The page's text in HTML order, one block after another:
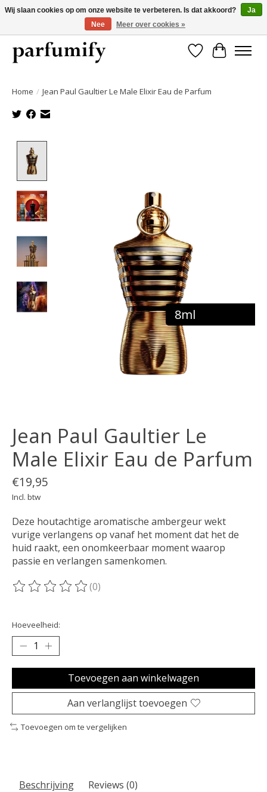
750+ Geuren | Gratis verzending | Maandelijks opzegbaar
Verlanglijst
Home / Jean Paul Gaultier Le Male Elixir Eau de Parfum
8ml
Jean Paul Gaultier Le
Male Elixir Eau de Parfum
€19,95
Incl. btw
Deze houtachtige aromatische ambergeur wekt
vurige verlangens op vanaf het moment dat het de
huid raakt, een onomkeerbaar moment waarop
passie en verlangen samenkomen.
De beoordeling van dit product is
(0)
Hoeveelheid:
Toevoegen aan winkelwagen
Aan verlanglijst toevoegen
Toevoegen om te vergelijken
Beschrijving Reviews (0)
Wij slaan cookies op om onze website te verbeteren. Is dat akkoord?
Ja
Nee
Meer over cookies »